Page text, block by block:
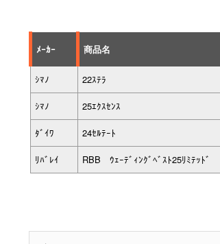
ﾒｰｶｰ 商品名
ｼﾏﾉ 22ｽﾃﾗ
ｼﾏﾉ 25ｴｸｽｾﾝｽ
ﾀﾞｲﾜ 24ｾﾙﾃｰﾄ
ﾘﾊﾞﾚｲ RBB ｳｪｰﾃﾞｨﾝｸﾞﾍﾞｽﾄ25ﾘﾐﾃｯﾄﾞ